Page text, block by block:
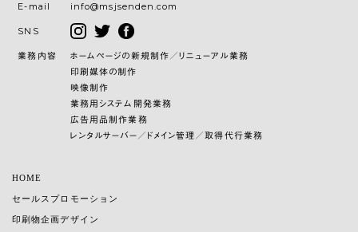
E-mail info@msjsenden.com
SNS
業務内容
ホームページの新規制作／リニューアル業務
印刷媒体の制作
映像制作
業務用システム開発業務
広告用品制作業務
レンタルサーバー／ドメイン管理／取得代行業務
HOME
セールスプロモーション
印刷物企画デザイン